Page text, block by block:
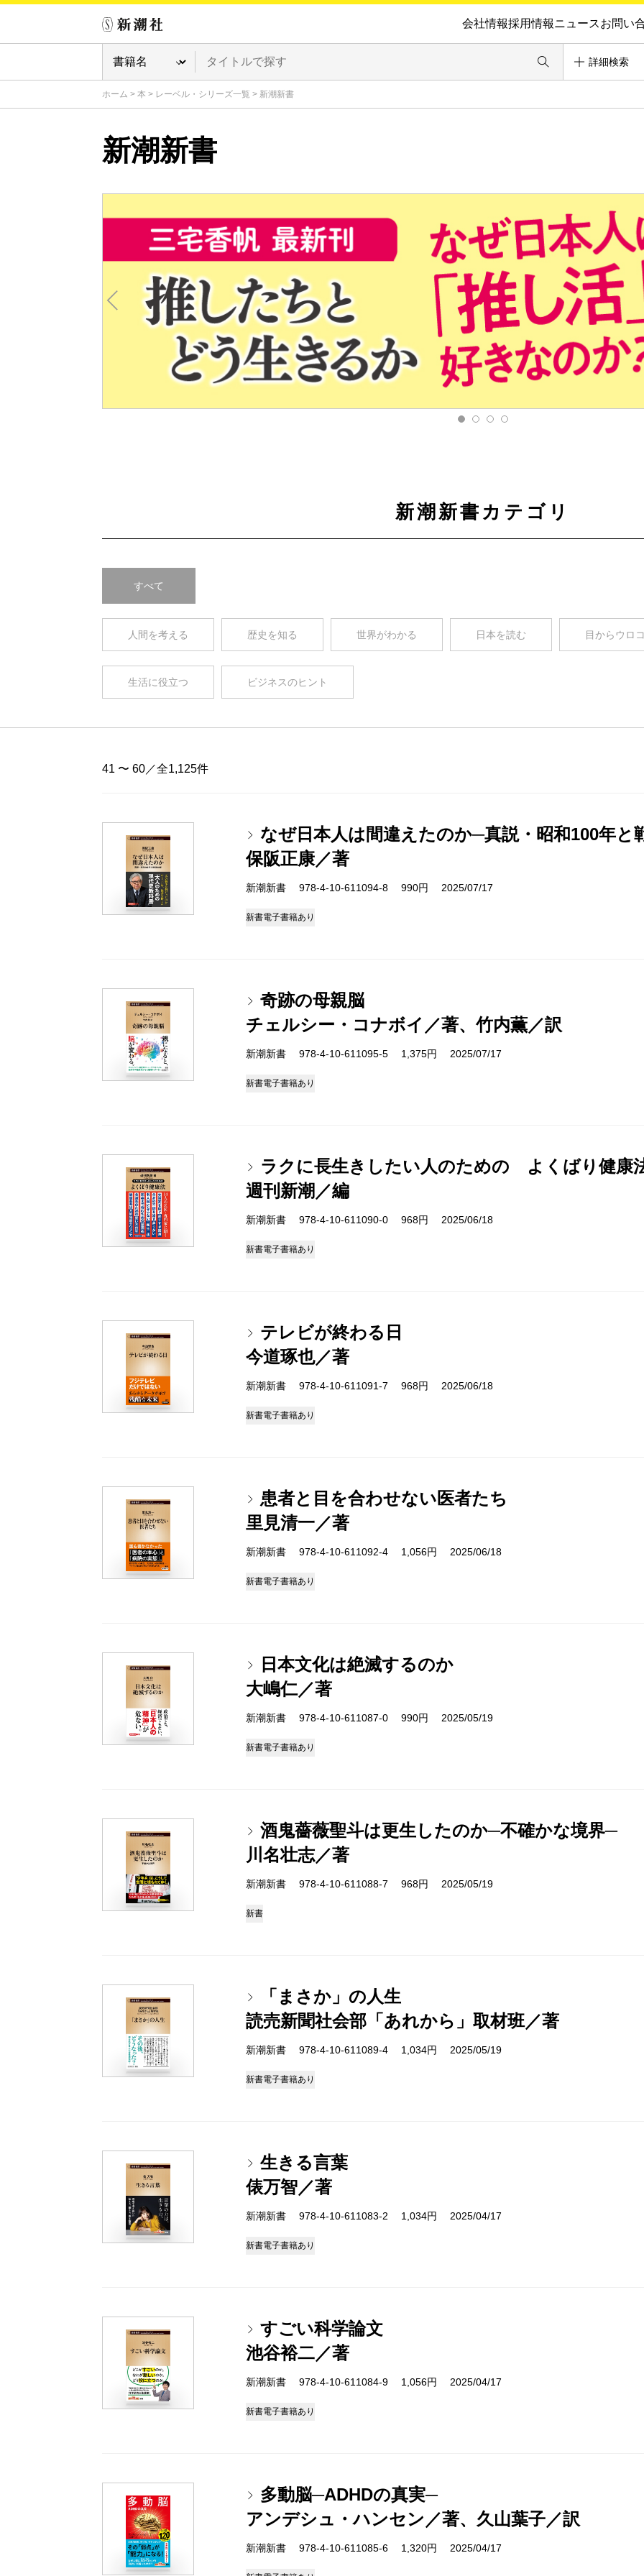
会社情報採用情報ニュースお問い
詳細検索
ホーム > 本 > レーベル・シリーズ一覧 > 新潮新書
新潮新書
新潮新書カテゴリ
すべて
人間を考える 歴史を知る 世界がわかる 日本を読む 目からウロ
生活に役立つ ビジネスのヒント
41 〜 60／全1,125件
なぜ日本人は間違えたのか─真説・昭和100年と
保阪正康／著
新潮新書 978-4-10-611094-8 990円 2025/07/17
新書電子書籍あり
奇跡の母親脳
チェルシー・コナボイ／著、竹内薫／訳
新潮新書 978-4-10-611095-5 1,375円 2025/07/17
新書電子書籍あり
ラクに長生きしたい人のための よくばり健康
週刊新潮／編
新潮新書 978-4-10-611090-0 968円 2025/06/18
新書電子書籍あり
テレビが終わる日
今道琢也／著
新潮新書 978-4-10-611091-7 968円 2025/06/18
新書電子書籍あり
患者と目を合わせない医者たち
里見清一／著
新潮新書 978-4-10-611092-4 1,056円 2025/06/18
新書電子書籍あり
日本文化は絶滅するのか
大嶋仁／著
新潮新書 978-4-10-611087-0 990円 2025/05/19
新書電子書籍あり
酒鬼薔薇聖斗は更生したのか─不確かな境界─
川名壮志／著
新潮新書 978-4-10-611088-7 968円 2025/05/19
新書
「まさか」の人生
読売新聞社会部「あれから」取材班／著
新潮新書 978-4-10-611089-4 1,034円 2025/05/19
新書電子書籍あり
生きる言葉
俵万智／著
新潮新書 978-4-10-611083-2 1,034円 2025/04/17
新書電子書籍あり
すごい科学論文
池谷裕二／著
新潮新書 978-4-10-611084-9 1,056円 2025/04/17
新書電子書籍あり
多動脳─ADHDの真実─
アンデシュ・ハンセン／著、久山葉子／訳
新潮新書 978-4-10-611085-6 1,320円 2025/04/17